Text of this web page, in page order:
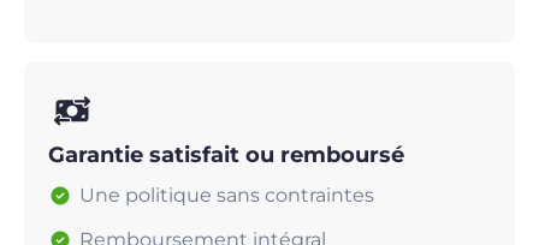
Garantie satisfait ou remboursé
Une politique sans contraintes
Remboursement intégral